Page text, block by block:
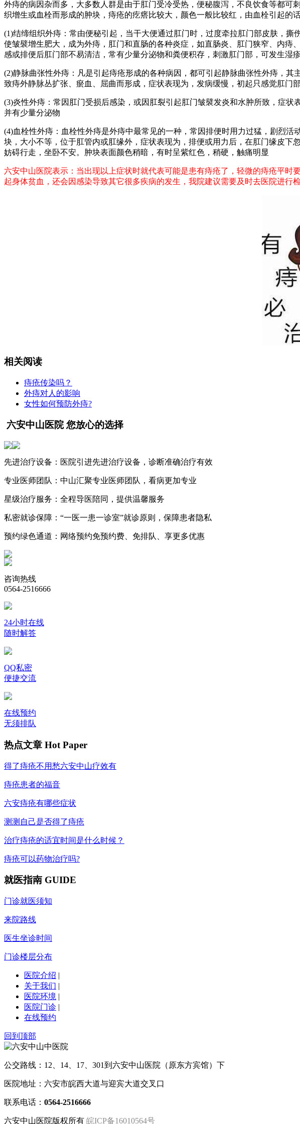
外痔的病因杂而多，大多数人群是由于肛门受冷受热，便秘腹泻，不良饮食等都
织增生或血栓而形成的肿块，痔疮的疙瘩比较大，颜色一般比较红，由血栓引起
(1)结缔组织外痔：常由便秘引起，当干大便通过肛门时，过度牵拉肛门部皮肤，
使皱襞增生肥大，成为外痔，肛门和直肠的各种炎症，如直肠炎、肛门狭窄、内
感或排便后肛门部不易清洁，常有少量分泌物和粪便积存，刺激肛门部，可发生湿
(2)静脉曲张性外痔：凡是引起痔疮形成的各种病因，都可引起静脉曲张性外痔，
致痔外静脉丛扩张、瘀血、屈曲而形成，症状表现为，发病缓慢，初起只感觉肛
(3)炎性外痔：常因肛门受损后感染，或因肛裂引起肛门皱襞发炎和水肿所致，症
并有少量分泌物
(4)血栓性外痔：血栓性外痔是外痔中最常见的一种，常因排便时用力过猛，剧烈
块，大小不等，位于肛管内或肛缘外，症状表现为，排便或用力后，在肛门缘皮下
妨碍行走，坐卧不安。肿块表面颜色稍暗，有时呈紫红色，稍硬，触痛明显
六安中山医院表示：当出现以上症状时就代表可能是患有痔疮了，轻微的痔疮平时
起身体贫血，还会因感染导致其它很多疾病的发生，我院建议需要及时去医院进行
相关阅读
痔疮传染吗？
外痔对人的影响
女性如何预防外痔?
六安中山医院 您放心的选择
先进治疗设备： 医院引进先进治疗设备，诊断准确治疗有效
专业医师团队： 中山汇聚专业医师团队，看病更加专业
星级治疗服务： 全程导医陪同，提供温馨服务
私密就诊保障： “一医一患一诊室”就诊原则，保障患者隐私
预约绿色通道： 网络预约免预约费、免排队、享更多优惠
咨询热线
0564-2516666
24小时在线
随时解答
QQ私密
便捷交流
在线预约
无须排队
热点文章 Hot Paper
得了痔疮不用愁六安中山疗效有
痔疮患者的福音
六安痔疮有哪些症状
测测自己是否得了痔疮
治疗痔疮的适宜时间是什么时候？
痔疮可以药物治疗吗?
就医指南 GUIDE
门诊就医须知
来院路线
医生坐诊时间
门诊楼层分布
医院介绍 |
关于我们 |
医院环境 |
医院门诊 |
在线预约
回到顶部
公交路线：12、14、17、301到六安中山医院（原东方宾馆）下
医院地址：六安市皖西大道与迎宾大道交叉口
联系电话： 0564-2516666
六安中山医院版权所有 皖ICP备16010564号